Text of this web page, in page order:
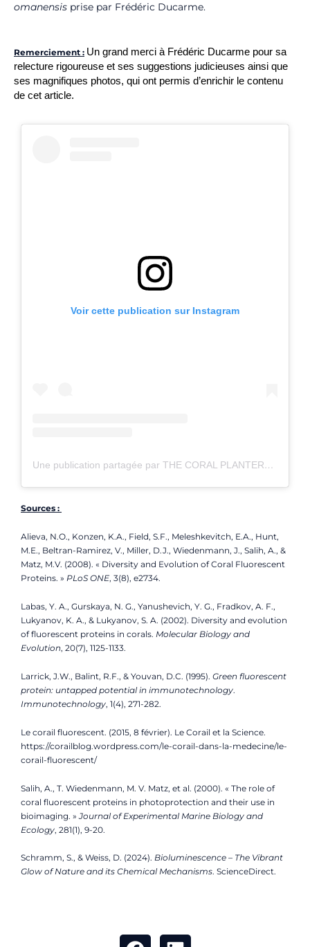
omanensis prise par Frédéric Ducarme.
Remerciement : Un grand merci à Frédéric Ducarme pour sa
relecture rigoureuse et ses suggestions judicieuses ainsi que
ses magnifiques photos, qui ont permis d’enrichir le contenu
de cet article.
Voir cette publication sur Instagram
Une publication partagée par THE CORAL PLANTERS (@thecoralplanters)
Sources :
Alieva, N.O., Konzen, K.A., Field, S.F., Meleshkevitch, E.A., Hunt,
M.E., Beltran-Ramirez, V., Miller, D.J., Wiedenmann, J., Salih, A., &
Matz, M.V. (2008). « Diversity and Evolution of Coral Fluorescent
Proteins. » PLoS ONE, 3(8), e2734.
Labas, Y. A., Gurskaya, N. G., Yanushevich, Y. G., Fradkov, A. F.,
Lukyanov, K. A., & Lukyanov, S. A. (2002). Diversity and evolution
of fluorescent proteins in corals. Molecular Biology and
Evolution, 20(7), 1125-1133.
Larrick, J.W., Balint, R.F., & Youvan, D.C. (1995). Green fluorescent
protein: untapped potential in immunotechnology.
Immunotechnology, 1(4), 271-282.
Le corail fluorescent. (2015, 8 février). Le Corail et la Science.
https://corailblog.wordpress.com/le-corail-dans-la-medecine/le-
corail-fluorescent/
Salih, A., T. Wiedenmann, M. V. Matz, et al. (2000). « The role of
coral fluorescent proteins in photoprotection and their use in
bioimaging. »Journal of Experimental Marine Biology and
Ecology, 281(1), 9-20.
Schramm, S., & Weiss, D. (2024). Bioluminescence – The Vibrant
Glow of Nature and its Chemical Mechanisms. ScienceDirect.